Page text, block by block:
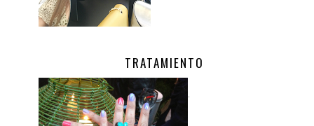
TRATAMIENTO
.